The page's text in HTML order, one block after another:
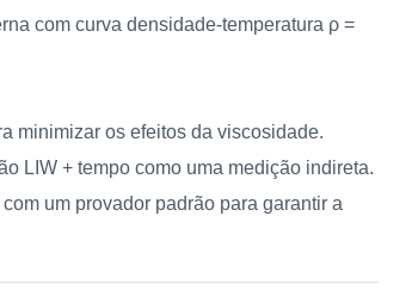
com curva densidade-temperatura ρ =
minimizar os efeitos da viscosidade.
LIW + tempo como uma medição indireta.
um provador padrão para garantir a